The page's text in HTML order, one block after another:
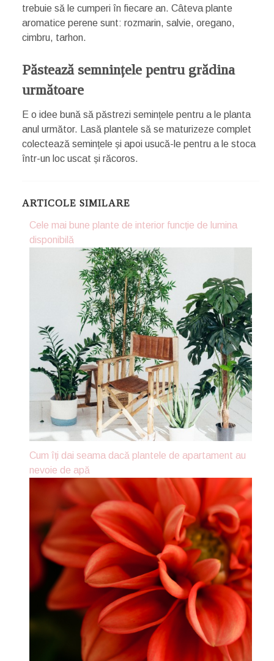
trebuie să le cumperi în fiecare an. Câteva plante
aromatice perene sunt: rozmarin, salvie, oregano,
cimbru, tarhon.
Păstează semnințele pentru grădina
următoare
E o idee bună să păstrezi semințele pentru a le planta
anul următor. Lasă plantele să se maturizeze complet
colectează semințele și apoi usucă-le pentru a le stoca
într-un loc uscat și răcoros.
ARTICOLE SIMILARE
Cele mai bune plante de interior funcție de lumina
disponibilă
Cum îți dai seama dacă plantele de apartament au
nevoie de apă